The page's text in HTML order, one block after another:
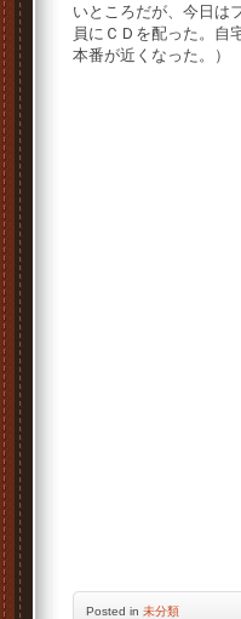
いところだが、今日は
員にＣＤを配った。自
本番が近くなった。）
Posted in 未分類